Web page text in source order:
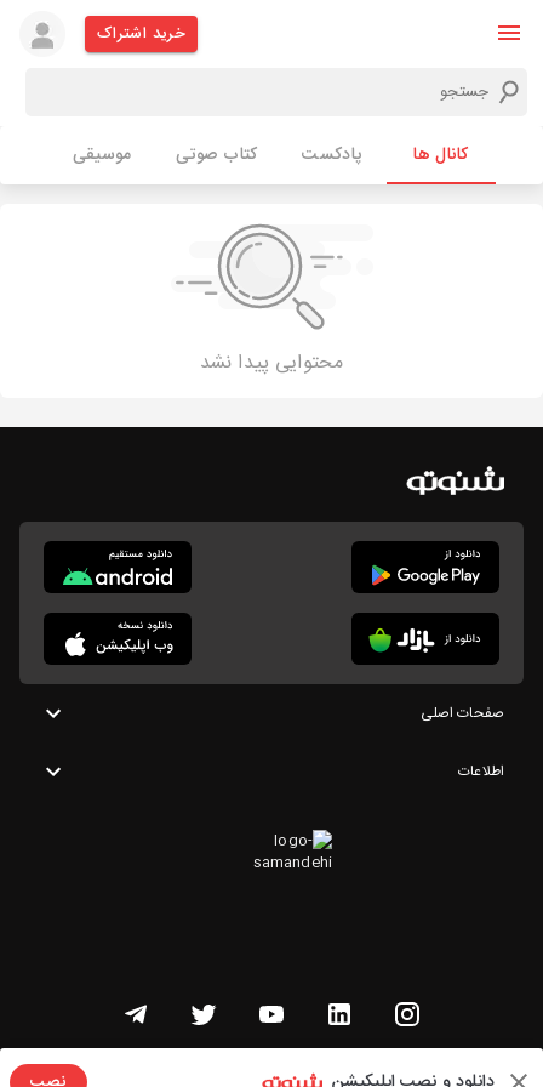
خرید اشتراک
کانال ها پادکست کتاب صوتی موسیقی
محتوایی پیدا نشد
صفحات اصلی
اطلاعات
تمامی حقوق این وبسایت متعلق به شنوتو است